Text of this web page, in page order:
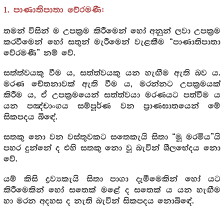
1. පාණාතිපාතා වේරමණී:
තමන් විසින් ම උපක්‍ර‍ම කිරීමෙන් හෝ අනුන් ලවා උපක්‍ර‍ම
කරවීමෙන් හෝ සතුන් මැරීමෙන් වැළකීම “පාණාතිපාතා
වේරමණී” නම් වේ.
සත්ත්වයකු වීම ය, සත්ත්වයකු යන හැඟීම ඇති බව ය.
මරණ චේතනාවක් ඇති වීම ය, මරන්නට උපක්‍ර‍මයක්
කිරීම ය, ඒ උපක්‍ර‍මයෙන් සත්ත්වයා මරණයට පත්වීම ය
යන පඤ්චාංගය සම්පූර්ණ වන ප්‍රාණඝාතයෙන් මේ
සිකපදය බිඳේ.
සතකු නො වන වස්තුවකට සතෙකැයි සිතා “මූ මරමිය”යි
පහර දුන්නේ ද එහි සතකු නො වූ බැවින් ශීලභේදය නො
වේ.
යම් කිසි ද්‍ර‍ව්‍යකැයි සිතා පාගා දැමීමෙකින් හෝ යට
කිරීමෙකින් හෝ සතෙක් මළේ ද සතෙක් ය යන හැඟීම
හා මරන අදහස ද නැති බැවින් සිකපදය නොබිඳේ.